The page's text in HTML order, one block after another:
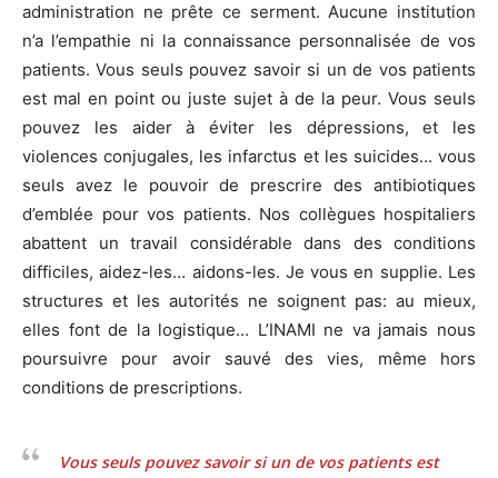
administration ne prête ce serment. Aucune institution
n’a l’empathie ni la connaissance personnalisée de vos
patients. Vous seuls pouvez savoir si un de vos patients
est mal en point ou juste sujet à de la peur. Vous seuls
pouvez les aider à éviter les dépressions, et les
violences conjugales, les infarctus et les suicides… vous
seuls avez le pouvoir de prescrire des antibiotiques
d’emblée pour vos patients. Nos collègues hospitaliers
abattent un travail considérable dans des conditions
difficiles, aidez-les… aidons-les. Je vous en supplie. Les
structures et les autorités ne soignent pas: au mieux,
elles font de la logistique… L’INAMI ne va jamais nous
poursuivre pour avoir sauvé des vies, même hors
conditions de prescriptions.
Vous seuls pouvez savoir si un de vos patients est